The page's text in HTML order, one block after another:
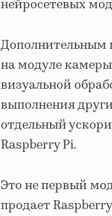
нейросетевых
Дополнительным
на модуле
визуальной
выполнения
отдельный
Raspberry Pi.
Это не первый
продает